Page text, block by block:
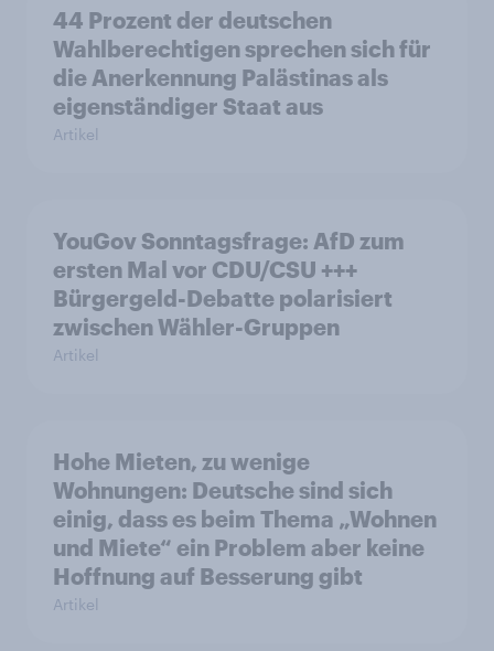
44 Prozent der deutschen
Wahlberechtigen sprechen sich für
die Anerkennung Palästinas als
eigenständiger Staat aus
Artikel
YouGov Sonntagsfrage: AfD zum
ersten Mal vor CDU/CSU +++
Bürgergeld-Debatte polarisiert
zwischen Wähler-Gruppen
Artikel
Hohe Mieten, zu wenige
Wohnungen: Deutsche sind sich
einig, dass es beim Thema „Wohnen
und Miete“ ein Problem aber keine
Hoffnung auf Besserung gibt
Artikel